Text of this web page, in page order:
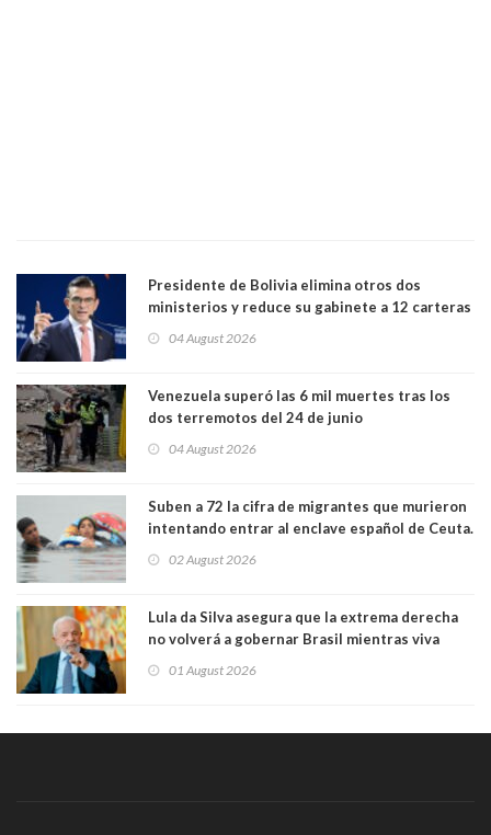
Presidente de Bolivia elimina otros dos
ministerios y reduce su gabinete a 12 carteras
04 August 2026
Venezuela superó las 6 mil muertes tras los
dos terremotos del 24 de junio
04 August 2026
Suben a 72 la cifra de migrantes que murieron
intentando entrar al enclave español de Ceuta.
02 August 2026
Lula da Silva asegura que la extrema derecha
no volverá a gobernar Brasil mientras viva
01 August 2026